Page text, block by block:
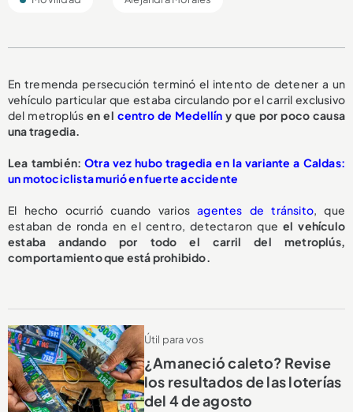
En tremenda persecución terminó el intento de detener a un
vehículo particular que estaba circulando por el carril exclusivo
del metroplúsen el centro de Medellín y que por poco causa
una tragedia.
Lea también: Otra vez hubo tragedia en la variante a Caldas:
un motociclista murió en fuerte accidente
El hecho ocurrió cuando variosagentes de tránsito, que
estaban de ronda en el centro, detectaron que el vehículo
estaba andando por todo el carril del metroplús,
comportamiento que está prohibido.
Útil para vos
¿Amaneció caleto? Revise
los resultados de las loterías
del 4 de agosto